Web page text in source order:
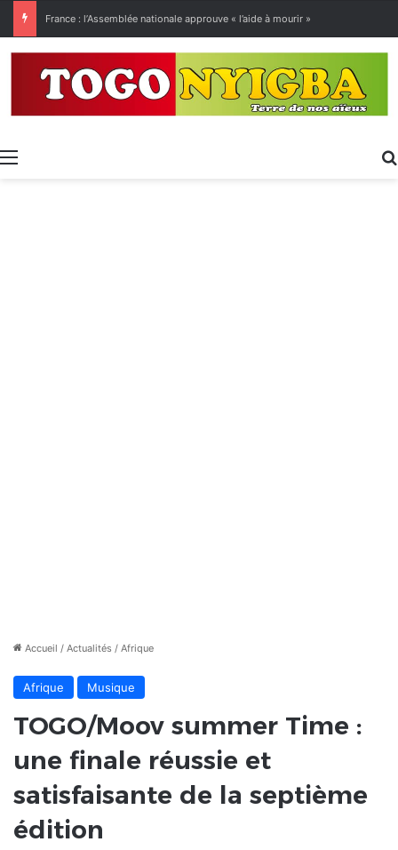
France : l’Assemblée nationale approuve « l’aide à mourir »
Menu
Accueil / Actualités / Afrique
Afrique Musique
TOGO/Moov summer Time :
une finale réussie et
satisfaisante de la septième
édition